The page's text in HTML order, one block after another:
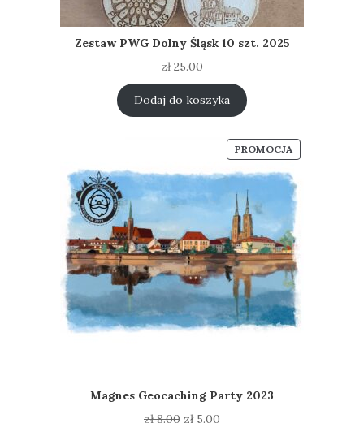
Zestaw PWG Dolny Śląsk 10 szt. 2025
zł25.00
Dodaj do koszyka
PROMOCJAPRODUKT
W
PROMOCJI
Magnes Geocaching Party 2023
zł8.00 Pierwotna
zł5.00